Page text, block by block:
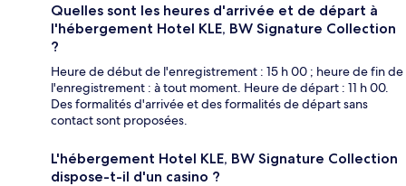
Quelles sont les heures d'arrivée et de départ à
l'hébergement Hotel KLE, BW Signature Collection
?
Heure de début de l'enregistrement : 15 h 00 ; heure de fin de
l'enregistrement : à tout moment. Heure de départ : 11 h 00.
Des formalités d'arrivée et des formalités de départ sans
contact sont proposées.
L'hébergement Hotel KLE, BW Signature Collection
dispose-t-il d'un casino ?